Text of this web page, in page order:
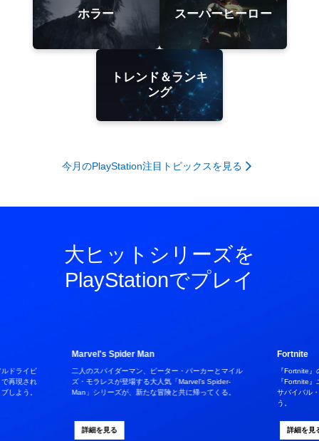
ホラー スーパーヒーロー
トレンド＆ランキ
ング
今月のPlayStation注目トピックスを見る
大ヒットシリーズを
PlayStationでプレイ
Marvel's Spider Man
二人のスパイダーマン、ピーター・パーカーとマイル
ズ・モラレスが登場する大人気「Marvel’s Spider-
Man」シリーズが、新たな冒険と共に帰ってくる。
詳細を見る
Fortnite
『Fortnite
『Fortnite
サバイバル
う。
詳細を見
ドライビ
再現され
しよう。